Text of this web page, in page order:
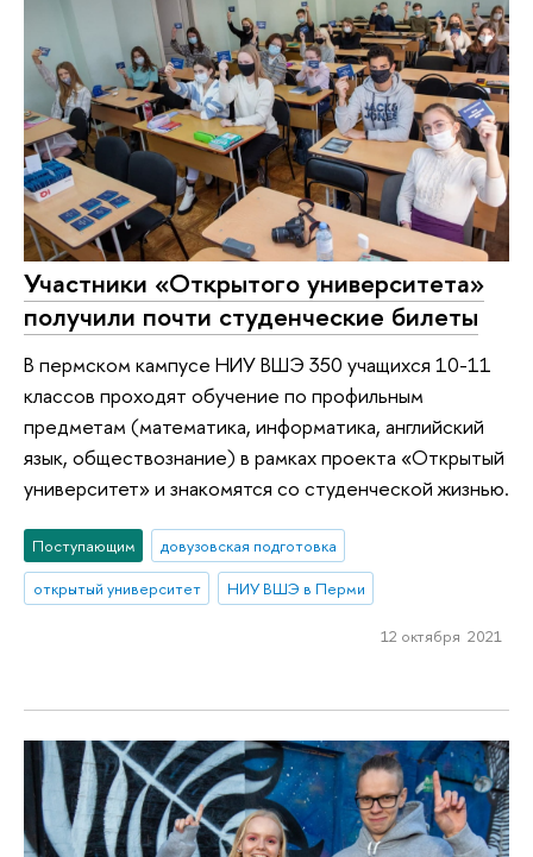
Участники «Открытого университета»
получили почти студенческие билеты
В пермском кампусе НИУ ВШЭ 350 учащихся 10-11
классов проходят обучение по профильным
предметам (математика, информатика, английский
язык, обществознание) в рамках проекта «Открытый
университет» и знакомятся со студенческой жизнью.
Поступающим
довузовская подготовка
открытый университет
НИУ ВШЭ в Перми
12 октября 2021